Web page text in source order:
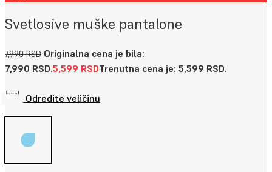
Svetlosive muške pantalone
7,990RSD Originalna cena je bila:
7,990 RSD.5,599 RSDTrenutna cena je: 5,599 RSD.
Odredite veličinu